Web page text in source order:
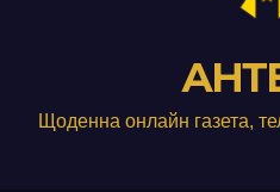
Щоденна онлайн газета,